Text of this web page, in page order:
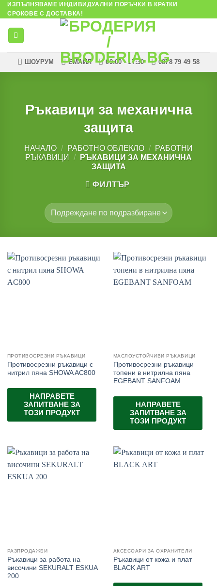
Skip
to
content
ИЗПЪЛНЯВАМЕ ИНДИВИДУАЛНИ ПОРЪЧКИ В КРАТКИ
СРОКОВЕ С ДОСТАВКА!
ШОУРУМ ЕМАЙЛ 09:00 - 17:30 0878 79 49 58
Ръкавици за механична
защита
НАЧАЛО / РАБОТНО ОБЛЕКЛО /
РАБОТНИ
РЪКАВИЦИ
/
РЪКАВИЦИ ЗА МЕХАНИЧНА
ЗАЩИТА
ФИЛТЪР
ПРОТИВОСРЕЗНИ РЪКАВИЦИ
Противосрезни ръкавици с
нитрил пяна SHOWA AC800
НАПРАВЕТЕ
ЗАПИТВАНЕ ЗА
ТОЗИ ПРОДУКТ
МАСЛОУСТОЙЧИВИ РЪКАВИЦИ
Противосрезни ръкавици
топени в нитрилна пяна
EGEBANT SANFOAM
НАПРАВЕТЕ
ЗАПИТВАНЕ ЗА
ТОЗИ ПРОДУКТ
РАЗПРОДАЖБИ
Ръкавици за работа на
височини SEKURALT ESKUA
200
АКСЕСОАРИ ЗА ОХРАНИТЕЛИ
Ръкавици от кожа и плат
BLACK ART